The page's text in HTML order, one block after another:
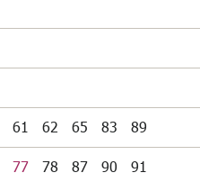
61 62 65 83 89
77 78 87 90 91